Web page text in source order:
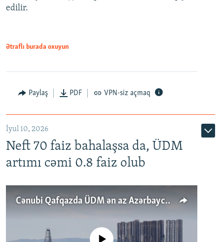
edilir.
Ətraflı burada oxuyun
Paylaş PDF VPN-siz açmaq
İyul 10, 2026
Neft 70 faiz bahalaşsa da, ÜDM
artımı cəmi 0.8 faiz olub
Cənubi Qafqazda ÜDM ən az Azərbaycanda artır: Qonşuları niyə Bakını qabaqlaya bilir?
No media source currently available